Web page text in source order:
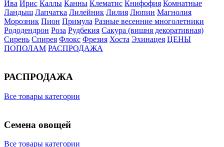
Ива Ирис Каллы Канны Клематис Книфофия Комнатные
Ландыш Лапчатка Лилейник Лилия Люпин Магнолия
Морозник Пион Примула Разные весенние многолетники
Рододендрон Роза Рудбекия Сакура (вишня декоративная)
Сирень Спирея Флокс Фрезия Хоста Эхинацея ЦЕНЫ
ПОПОЛАМ РАСПРОДАЖА
РАСПРОДАЖА
Все товары категории
Семена овощей
Все товары категории